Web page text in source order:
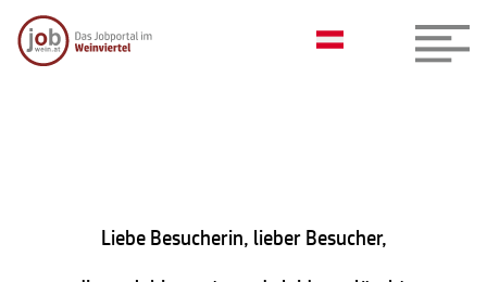
Liebe Besucherin, lieber Besucher,